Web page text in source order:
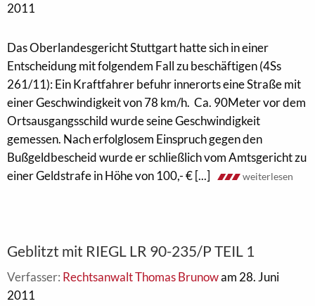
2011
Das Oberlandesgericht Stuttgart hatte sich in einer
Entscheidung mit folgendem Fall zu beschäftigen (4Ss
261/11): Ein Kraftfahrer befuhr innerorts eine Straße mit
einer Geschwindigkeit von 78 km/h. Ca. 90Meter vor dem
Ortsausgangsschild wurde seine Geschwindigkeit
gemessen. Nach erfolglosem Einspruch gegen den
Bußgeldbescheid wurde er schließlich vom Amtsgericht zu
einer Geldstrafe in Höhe von 100,- € [...]
weiterlesen
Geblitzt mit RIEGL LR 90-235/P TEIL 1
Verfasser: Rechtsanwalt Thomas Brunowam 28. Juni
2011